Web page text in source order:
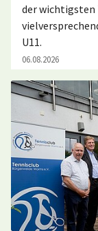
der wichtigsten
U11.
06.08.2026